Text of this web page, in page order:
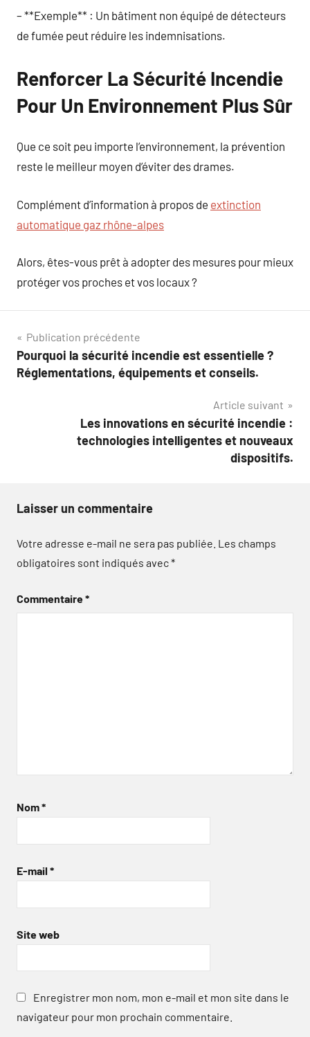
– **Exemple** : Un bâtiment non équipé de détecteurs
de fumée peut réduire les indemnisations.
Renforcer La Sécurité Incendie
Pour Un Environnement Plus Sûr
Que ce soit peu importe l’environnement, la prévention
reste le meilleur moyen d’éviter des drames.
Complément d’information à propos de extinction
automatique gaz rhône-alpes
Alors, êtes-vous prêt à adopter des mesures pour mieux
protéger vos proches et vos locaux ?
Navigation
de
Publication précédente
Pourquoi la sécurité incendie est essentielle ?
Réglementations, équipements et conseils.
Article suivant
Les innovations en sécurité incendie :
technologies intelligentes et nouveaux
dispositifs.
Laisser un commentaire
Votre adresse e-mail ne sera pas publiée. Les champs
obligatoires sont indiqués avec*
Commentaire*
Nom*
E-mail *
Site web
Enregistrer mon nom, mon e-mail et mon site dans le
navigateur pour mon prochain commentaire.